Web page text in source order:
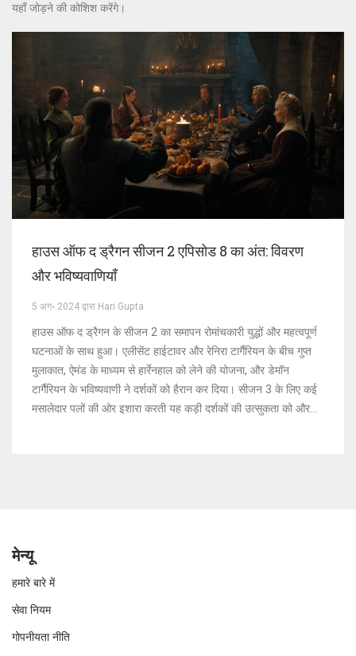
यहाँ जोड़ने की कोशिश करेंगे।
हाउस ऑफ द ड्रैगन सीजन 2 एपिसोड 8 का अंत: विवरण
और भविष्यवाणियाँ
5 अग॰ 2024 द्वारा Hari Gupta
हाउस ऑफ द ड्रैगन के सीजन 2 का समापन रोमांचकारी युद्धों और महत्वपूर्ण
घटनाओं के साथ हुआ। एलीसेंट हाईटावर और रेनिरा टार्गैरियन के बीच गुप्त
मुलाकात, ऐमंड के माध्यम से हार्रेनहाल को लेने की योजना, और डेमॉन
टार्गैरियन के भविष्यवाणी ने दर्शकों को हैरान कर दिया। सीजन 3 के लिए कई
मसालेदार पलों की ओर इशारा करती यह कड़ी दर्शकों की उत्सुकता को और
मेन्यू
हमारे बारे में
सेवा नियम
गोपनीयता नीति